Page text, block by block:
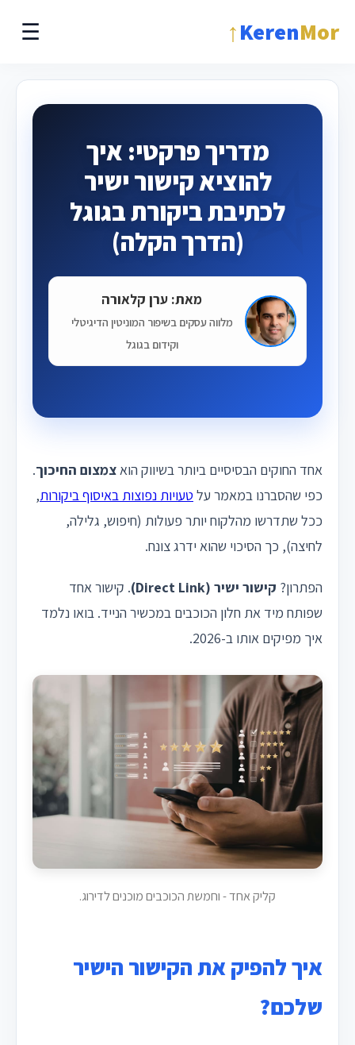
Mor
Keren
↑
☰
מדריך פרקטי: איך
להוציא קישור ישיר
לכתיבת ביקורת בגוגל
(הדרך הקלה)
מאת: ערן קלאורה
מלווה עסקים בשיפור המוניטין הדיגיטלי
וקידום בגוגל
אחד החוקים הבסיסיים ביותר בשיווק הואצמצום החיכוך.
כפי שהסברנו במאמר על טעויות נפוצות באיסוף ביקורות,
ככל שתדרשו מהלקוח יותר פעולות (חיפוש, גלילה,
לחיצה), כך הסיכוי שהוא ידרג צונח.
הפתרון? קישור ישיר (Direct Link)
. קישור אחד
שפותח מיד את חלון הכוכבים במכשיר הנייד. בואו נלמד
איך מפיקים אותו ב-2026.
קליק אחד - וחמשת הכוכבים מוכנים לדירוג.
איך להפיק את הקישור הישיר
שלכם?